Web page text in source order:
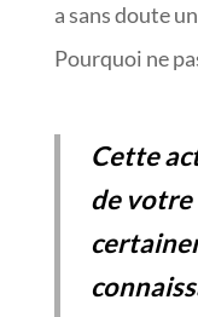
a sans doute
Pourquoi ne
Cette
de votre